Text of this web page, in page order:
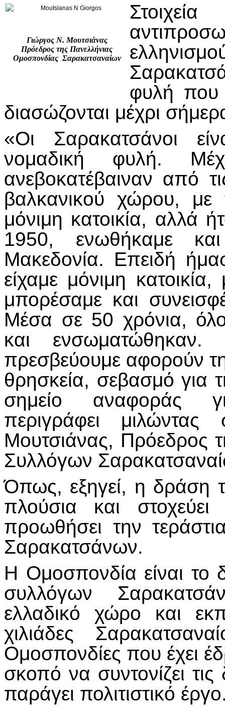
Γιώργος Ν. Μουτσιάνας
Πρόεδρος της Πανελλήνιας
Ομοσπονδίας Σαρακατσαναίων
φυλή που
διασώζονται μέχρι
«Οι Σαρακατσάνοι
νομαδική φυλή.
ανεβοκατέβαιναν από
βαλκανικού χώρου, με
μόνιμη κατοικία, αλλά
1950, ενωθήκαμε
Μακεδονία. Επειδή
είχαμε μόνιμη κατοικία,
μπορέσαμε και
Μέσα σε 50 χρόνια,
και
πρεσβεύουμε αφορούν
θρησκεία, σεβασμό για
σημείο αναφοράς
περιγράφει
Μουτσιάνας, Πρόεδρος
Συλλόγων
Όπως, εξηγεί, η δράση
πλούσια και
προωθήσει την
Σαρακατσάνων.
Η Ομοσπονδία είναι το
συλλόγων
ελλαδικό χώρο και
χιλιάδες
Ομοσπονδίες που έχει
σκοπό να συντονίζει
παράγει πολιτιστικό